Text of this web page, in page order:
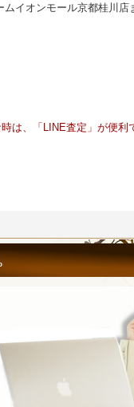
イオンモール京都桂川店
は、「LINE査定」が便利